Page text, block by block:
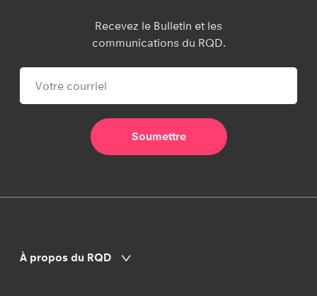
Guide de développement chorégraphe
Recevez le Bulletin et les
communications du RQD.
À propos du RQD